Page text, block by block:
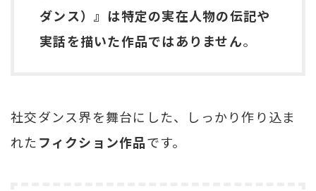
ダンス）』は特定の実在人物の伝記や
実話を描いた作品ではありません。
社交ダンス界を舞台にした、しっかり作り込ま
れたフィクション作品です。